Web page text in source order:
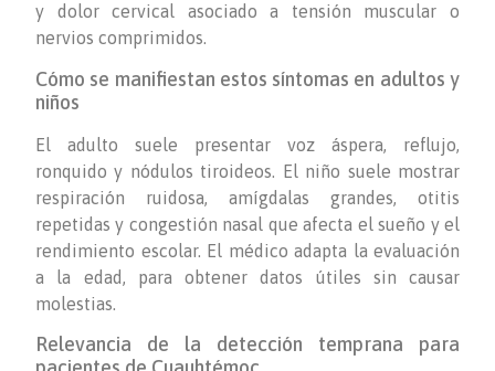
y dolor cervical asociado a tensión muscular o
nervios comprimidos.
Cómo se manifiestan estos síntomas en adultos y
niños
El adulto suele presentar voz áspera, reflujo,
ronquido y nódulos tiroideos. El niño suele mostrar
respiración ruidosa, amígdalas grandes, otitis
repetidas y congestión nasal que afecta el sueño y el
rendimiento escolar. El médico adapta la evaluación
a la edad, para obtener datos útiles sin causar
molestias.
Relevancia de la detección temprana para